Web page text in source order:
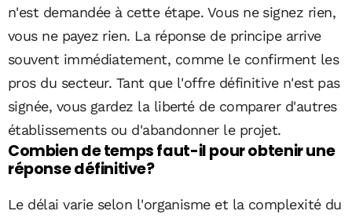
n'est demandée à cette étape. Vous ne signez rien,
vous ne payez rien. La réponse de principe arrive
souvent immédiatement, comme le confirment les
pros du secteur. Tant que l'offre définitive n'est pas
signée, vous gardez la liberté de comparer d'autres
établissements ou d'abandonner le projet.
Combien de temps faut-il pour obtenir une
réponse définitive?
Le délai varie selon l'organisme et la complexité du